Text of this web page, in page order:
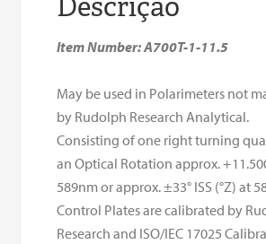
Item Number: A700T-1-11.5
May be used in Polarimeters not
by Rudolph Research Analytical.
Consisting of one right turning
an Optical Rotation approx.
589nm or approx. ±33° ISS (°Z) at
Control Plates are calibrated by
Research and ISO/IEC 17025